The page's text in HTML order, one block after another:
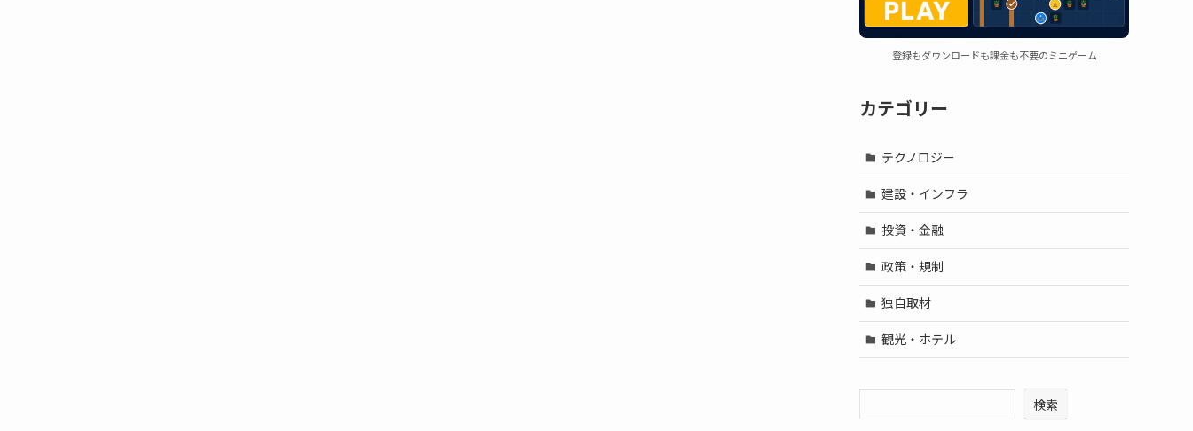
登録もダウンロードも課金も不要のミニゲーム
カテゴリー
テクノロジー
建設・インフラ
投資・金融
政策・規制
独自取材
観光・ホテル
検索